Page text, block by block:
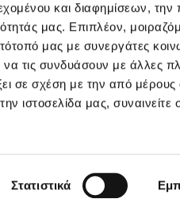
και διαφημίσεων, την
μας. Επιπλέον,
μας με συνεργάτες
τις συνδυάσουν με άλλες
σε σχέση με την από
ιστοσελίδα μας,
Στατιστικά
Created by Powered by